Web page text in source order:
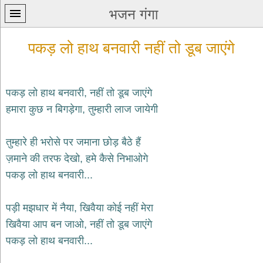
भजन गंगा
प्रथम
home
कृष्ण
भजन
krishna
शिव
भजन
bhajans
पकड़ लो हाथ बनवारी नहीं तो डूब जाएंगे
पकड़ लो हाथ बनवारी, नहीं तो डूब जाएंगे
हमारा कुछ न बिगड़ेगा, तुम्हारी लाज जायेगी
तुम्हारे ही भरोसे पर जमाना छोड़ बैठे हैं
ज़माने की तरफ देखो, हमे कैसे निभाओगे
पकड़ लो हाथ बनवारी...
पड़ी मझधार में नैया, खिवैया कोई नहीं मेरा
खिवैया आप बन जाओ, नहीं तो डूब जाएंगे
पकड़ लो हाथ बनवारी...